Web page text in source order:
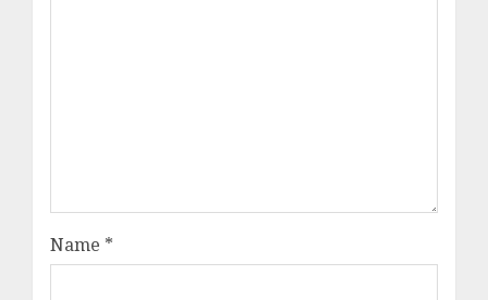
Name *